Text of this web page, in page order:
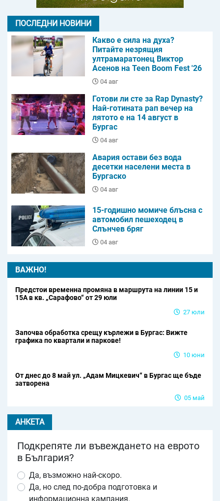
ПОСЛЕДНИ НОВИНИ
Какво е сила на духа?
Питайте незрящия
ултрамаратонец Виктор
Асенов на Teen Boom Fest '26
04 авг
Готови ли сте за Rap Dynasty?
Най-готината рап вечер на
лятото е на 14 август в
Бургас
04 авг
Авария остави без вода
десетки населени места в
Бургаско
04 авг
15-годишно момиче блъсна с
автомобил пешеходец в
Слънчев бряг
04 авг
ВАЖНО!
Предстои временна промяна в маршрута на линии 15 и
15А в кв. „Сарафово“ от 29 юли
27 юли
Започва обработка срещу кърлежи в Бургас: Вижте
графика по квартали и паркове!
10 юни
От днес до 8 май ул. „Адам Мицкевич“ в Бургас ще бъде
затворена
05 май
АНКЕТА
Подкрепяте ли въвеждането на еврото
в България?
Да, възможно най-скоро.
Да, но след по-добра подготовка и
информационна кампания.